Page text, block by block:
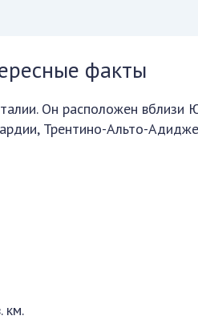
факты
Он расположен вблизи
Трентино-Альто-
км.